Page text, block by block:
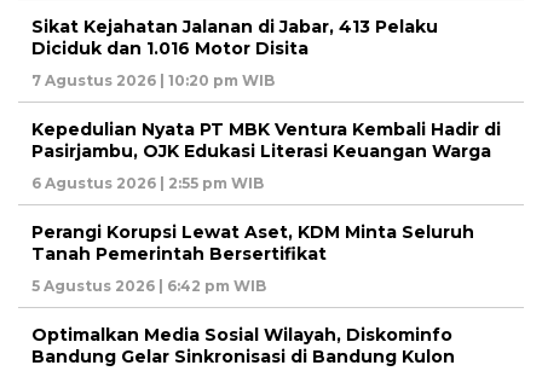
Sikat Kejahatan Jalanan di Jabar, 413 Pelaku
Diciduk dan 1.016 Motor Disita ‎
7 Agustus 2026 | 10:20 pm WIB
Kepedulian Nyata PT MBK Ventura Kembali Hadir di
Pasirjambu, OJK Edukasi Literasi Keuangan Warga
6 Agustus 2026 | 2:55 pm WIB
Perangi Korupsi Lewat Aset, KDM Minta Seluruh
Tanah Pemerintah Bersertifikat
5 Agustus 2026 | 6:42 pm WIB
Optimalkan Media Sosial Wilayah, Diskominfo
Bandung Gelar Sinkronisasi di Bandung Kulon